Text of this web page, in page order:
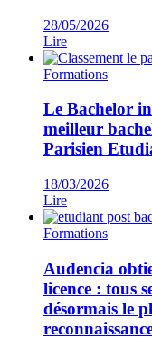
28/05/2026
Lire
Formations
Le Bachelor
meilleur
Parisien
18/03/2026
Lire
Formations
Audencia
licence : tous
désormais le